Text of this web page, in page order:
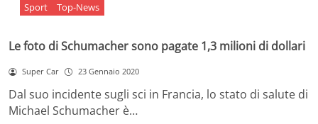
Sport Top-News
Le foto di Schumacher sono pagate 1,3 milioni di dollari
Super Car 23 Gennaio 2020
Dal suo incidente sugli sci in Francia, lo stato di salute di
Michael Schumacher è…